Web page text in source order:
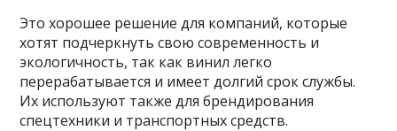
Это хорошее решение для компаний, которые
хотят подчеркнуть свою современность и
экологичность, так как винил легко
перерабатывается и имеет долгий срок службы.
Их используют также для брендирования
спецтехники и транспортных средств.